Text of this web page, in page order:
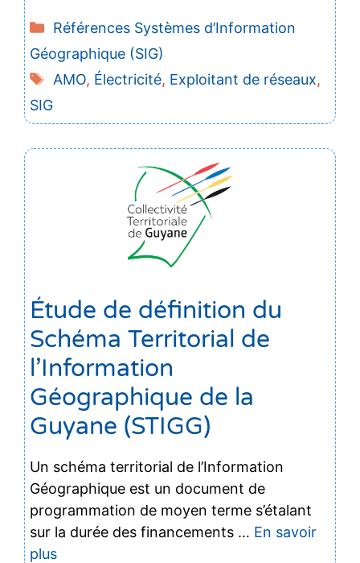
Catégories
Références Systèmes d’Information
Géographique (SIG)
Étiquettes
AMO, Électricité, Exploitant de réseaux,
SIG
Étude de définition du
Schéma Territorial de
l’Information
Géographique de la
Guyane (STIGG)
Un schéma territorial de l’Information
Géographique est un document de
programmation de moyen terme s’étalant
sur la durée des financements … En savoir
plus